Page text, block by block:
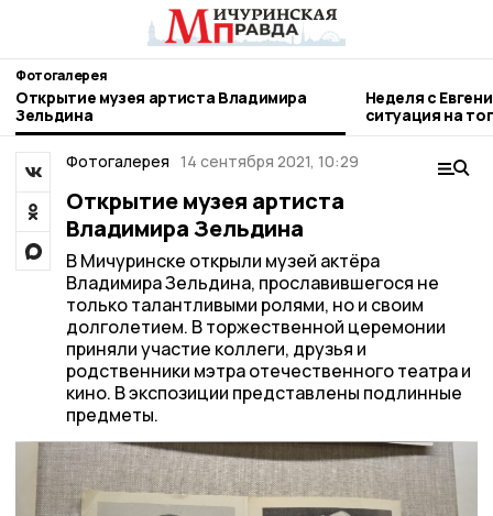
Фотогалерея
Открытие музея артиста Владимира
Зельдина
Неделя с
ситуация на
городе и
Фотогалерея 14 сентября 2021, 10:29
Открытие музея артиста
Владимира Зельдина
В Мичуринске открыли музей актёра
Владимира Зельдина, прославившегося не
только талантливыми ролями, но и своим
долголетием. В торжественной церемонии
приняли участие коллеги, друзья и
родственники мэтра отечественного театра и
кино. В экспозиции представлены подлинные
предметы.